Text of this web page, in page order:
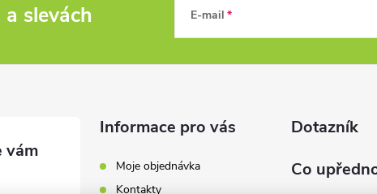
a slevách E-mail
Informace pro vás
Moje objednávka
Kontakty
Dotazník
Co